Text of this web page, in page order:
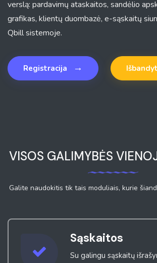
verslą: pardavimų ataskaitos, sandėlio
grafikas, klientų duombazė, e-sąskaitų
Qbill sistemoje.
Registracija →
VISOS GALIMYBĖS
Galite naudokitis tik tais moduliais, kurie
Sąskaitos
Su galingu sąskaitų